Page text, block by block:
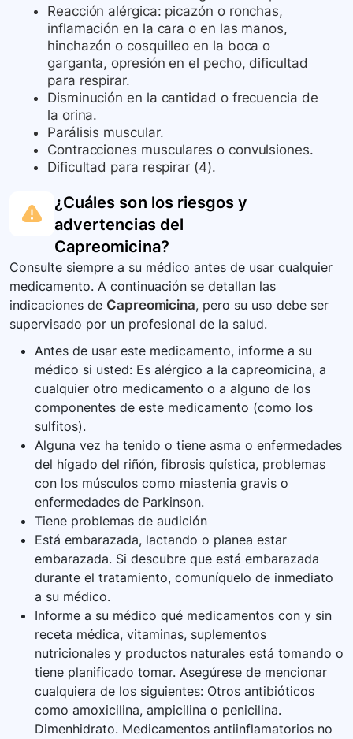
Reacción alérgica: picazón o ronchas,
inflamación en la cara o en las manos,
hinchazón o cosquilleo en la boca o
garganta, opresión en el pecho, dificultad
para respirar.
Disminución en la cantidad o frecuencia de
la orina.
Parálisis muscular.
Contracciones musculares o convulsiones.
Dificultad para respirar (4).
¿Cuáles son los riesgos y
advertencias del
Capreomicina?
Consulte siempre a su médico antes de usar cualquier
medicamento. A continuación se detallan las
indicaciones de Capreomicina, pero su uso debe ser
supervisado por un profesional de la salud.
Antes de usar este medicamento, informe a su
médico si usted: Es alérgico a la capreomicina, a
cualquier otro medicamento o a alguno de los
componentes de este medicamento (como los
sulfitos).
Alguna vez ha tenido o tiene asma o enfermedades
del hígado del riñón, fibrosis quística, problemas
con los músculos como miastenia gravis o
enfermedades de Parkinson.
Tiene problemas de audición
Está embarazada, lactando o planea estar
embarazada. Si descubre que está embarazada
durante el tratamiento, comuníquelo de inmediato
a su médico.
Informe a su médico qué medicamentos con y sin
receta médica, vitaminas, suplementos
nutricionales y productos naturales está tomando o
tiene planificado tomar. Asegúrese de mencionar
cualquiera de los siguientes: Otros antibióticos
como amoxicilina, ampicilina o penicilina.
Dimenhidrato. Medicamentos antiinflamatorios no